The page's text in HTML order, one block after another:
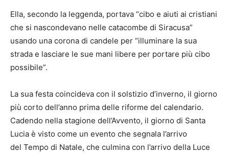
Ella, secondo la leggenda, portava “cibo e aiuti ai cristiani
che si nascondevano nelle catacombe di Siracusa”
usando una corona di candele per “illuminare la sua
strada e lasciare le sue mani libere per portare più cibo
possibile”.
La sua festa coincideva con il solstizio d’inverno, il giorno
più corto dell’anno prima delle riforme del calendario.
Cadendo nella stagione dell’Avvento, il giorno di Santa
Lucia è visto come un evento che segnala l’arrivo
del Tempo di Natale, che culmina con l’arrivo della Luce